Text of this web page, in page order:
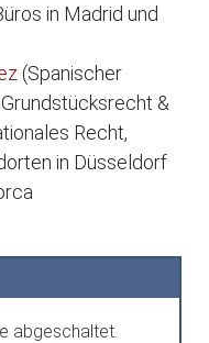
in Madrid und
(Spanischer
&
Recht,
in Düsseldorf
abgeschaltet.